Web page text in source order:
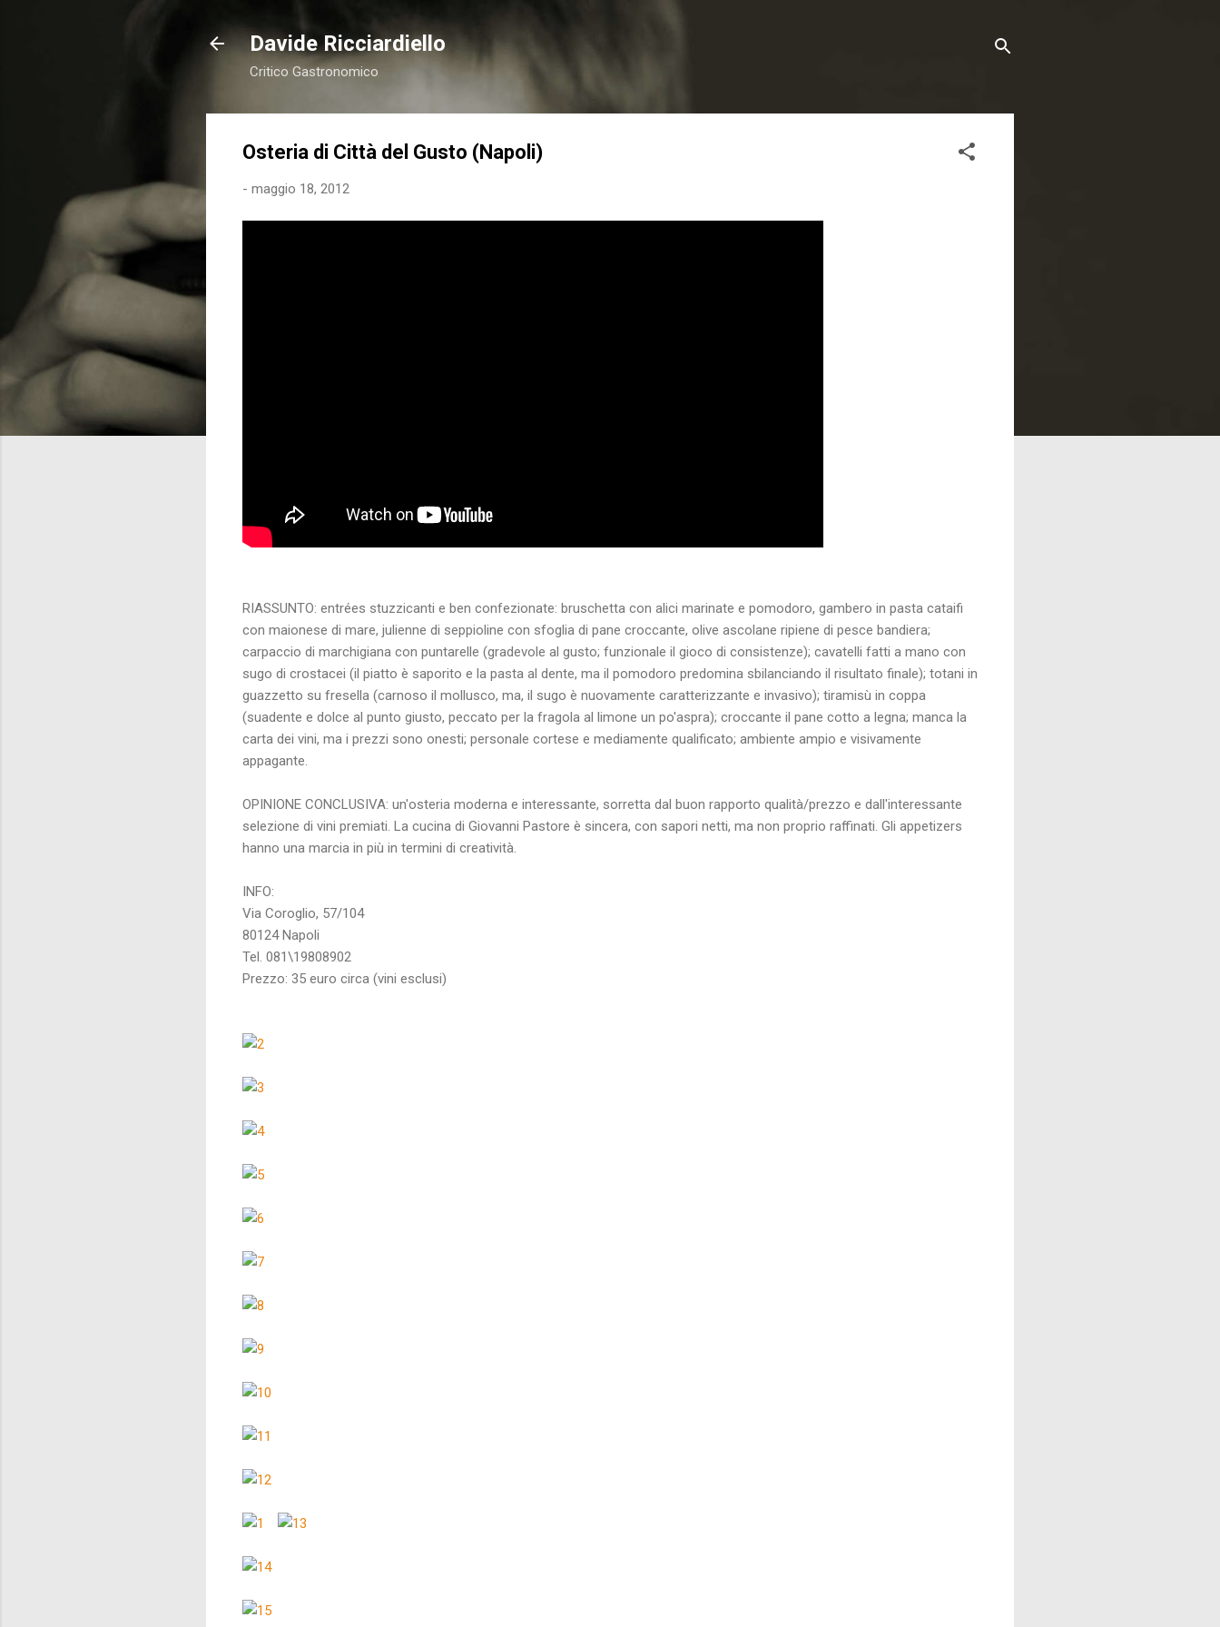
Davide Ricciardiello
Critico Gastronomico
Osteria di Città del Gusto (Napoli)
- maggio 18, 2012
RIASSUNTO: entrées stuzzicanti e ben confezionate: bruschetta con alici marinate e pomodoro, gambero in pasta cataifi
con maionese di mare, julienne di seppioline con sfoglia di pane croccante, olive ascolane ripiene di pesce bandiera;
carpaccio di marchigiana con puntarelle (gradevole al gusto; funzionale il gioco di consistenze); cavatelli fatti a mano con
sugo di crostacei (il piatto è saporito e la pasta al dente, ma il pomodoro predomina sbilanciando il risultato finale); totani in
guazzetto su fresella (carnoso il mollusco, ma, il sugo è nuovamente caratterizzante e invasivo); tiramisù in coppa
(suadente e dolce al punto giusto, peccato per la fragola al limone un po'aspra); croccante il pane cotto a legna; manca la
carta dei vini, ma i prezzi sono onesti; personale cortese e mediamente qualificato; ambiente ampio e visivamente
appagante.
OPINIONE CONCLUSIVA: un'osteria moderna e interessante, sorretta dal buon rapporto qualità/prezzo e dall'interessante
selezione di vini premiati. La cucina di Giovanni Pastore è sincera, con sapori netti, ma non proprio raffinati. Gli appetizers
hanno una marcia in più in termini di creatività.
INFO:
Via Coroglio, 57/104
80124 Napoli
Tel. 081\19808902
Prezzo: 35 euro circa (vini esclusi)